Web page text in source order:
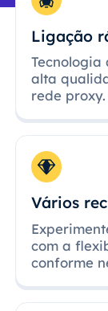
Ligação
alta
rede proxy.
Vários
com a
conforme